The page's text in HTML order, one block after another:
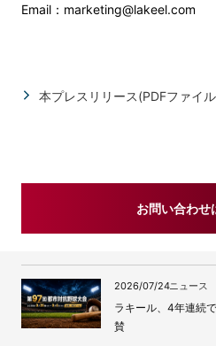
Email：marketing@lakeel.com
本プレスリリース(PDFファイ
お問い合わせ
2026/07/24ニュース
ラキール、4年連続
賛